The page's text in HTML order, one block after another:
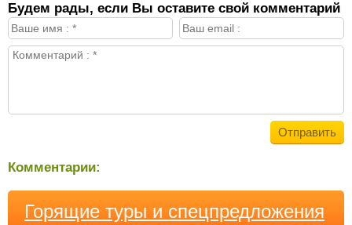
Будем рады, если Вы оставите свой комментарий
Комментарии:
Горящие туры и спецпредложения